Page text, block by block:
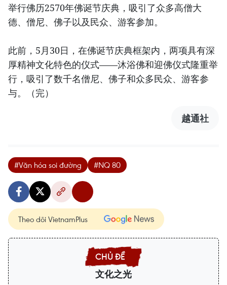
举行佛历2570年佛诞节庆典，吸引了众多高僧大
德、僧尼、佛子以及民众、游客参加。
此前，5月30日，在佛诞节庆典框架内，两项具有深
厚精神文化特色的仪式——沐浴佛和迎佛仪式隆重举
行，吸引了数千名僧尼、佛子和众多民众、游客参
与。（完）
越通社
#Văn hóa soi đường #NQ 80
Theo dõi VietnamPlus
文化之光